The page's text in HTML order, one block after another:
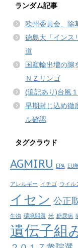
ランダム記事
欧州委員会、除
徳島大「イン
道
国産輸出増の
ＮＺリンゴ
(追記あり)台風
早期封じ込め
ル確認
タグクラウド
AGMIRU EPA EU
アレルギー イチゴ ウイル
イセン 公正
生物 環境問題 米 糖尿病
遺伝子組